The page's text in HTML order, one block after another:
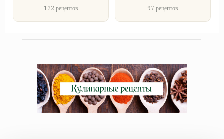
122 рецептов 97 рецептов